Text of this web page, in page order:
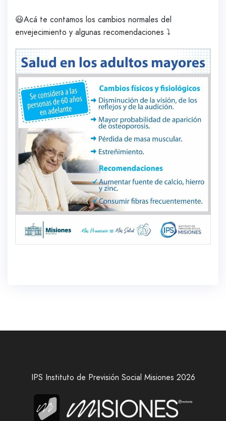
😃Acá te contamos los cambios normales del
envejecimiento y algunas recomendaciones ⤵️
IPS Instituto de Previsión Social Misiones 2026